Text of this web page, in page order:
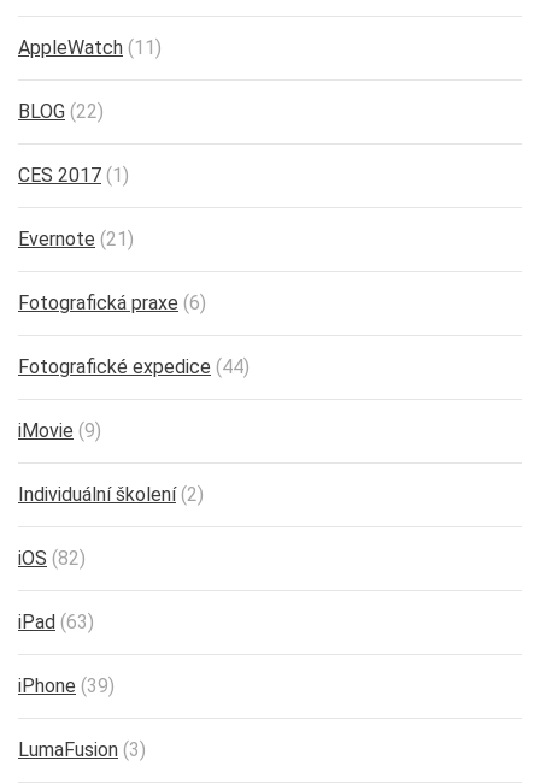
AppleWatch (11)
BLOG (22)
CES 2017 (1)
Evernote (21)
Fotografická praxe (6)
Fotografické expedice (44)
iMovie (9)
Individuální školení(2)
iOS (82)
iPad (63)
iPhone (39)
LumaFusion (3)